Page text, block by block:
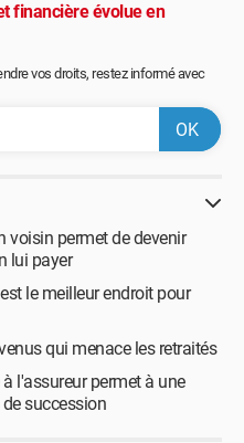
financière évolue en
vos droits, restez informé avec
voisin permet de devenir
lui payer
le meilleur endroit pour
qui menace les retraités
l'assureur permet à une
succession